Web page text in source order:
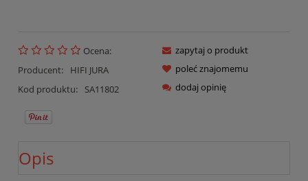
Ocena:
Producent:
HIFI JURA
Kod produktu:
SA11802
zapytaj o produkt
poleć znajomemu
dodaj opinię
Opis